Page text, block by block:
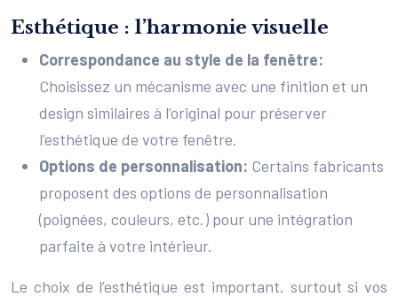
Esthétique : l’harmonie visuelle
Correspondance au style de la fenêtre:
Choisissez un mécanisme avec une finition et un
design similaires à l’original pour préserver
l’esthétique de votre fenêtre.
Options de personnalisation: Certains fabricants
proposent des options de personnalisation
(poignées, couleurs, etc.) pour une intégration
parfaite à votre intérieur.
Le choix de l’esthétique est important, surtout si vos